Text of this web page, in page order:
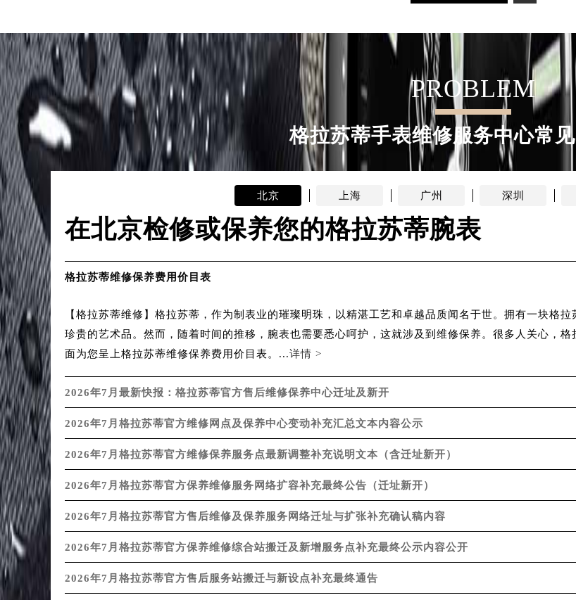
PROBLEM
格拉苏蒂手表维修服务中心常
北京 上海 广州 深圳
在北京检修或保养您的格拉苏蒂腕表
格拉苏蒂维修保养费用价目表
【格拉苏蒂维修】格拉苏蒂，作为制表业的璀璨明珠，以精湛工艺和卓越品质闻名于世。拥有一块格
珍贵的艺术品。然而，随着时间的推移，腕表也需要悉心呵护，这就涉及到维修保养。很多人关心，
面为您呈上格拉苏蒂维修保养费用价目表。...详情 >
2026年7月最新快报：格拉苏蒂官方售后维修保养中心迁址及新开
2026年7月格拉苏蒂官方维修网点及保养中心变动补充汇总文本内容公示
2026年7月格拉苏蒂官方维修保养服务点最新调整补充说明文本（含迁址新开）
2026年7月格拉苏蒂官方保养维修服务网络扩容补充最终公告（迁址新开）
2026年7月格拉苏蒂官方售后维修及保养服务网络迁址与扩张补充确认稿内容
2026年7月格拉苏蒂官方保养维修综合站搬迁及新增服务点补充最终公示内容公开
2026年7月格拉苏蒂官方售后服务站搬迁与新设点补充最终通告